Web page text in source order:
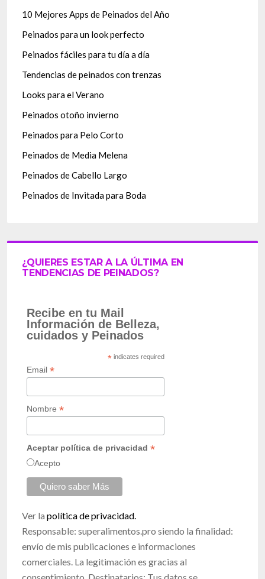
10 Mejores Apps de Peinados del Año
Peinados para un look perfecto
Peinados fáciles para tu día a día
Tendencias de peinados con trenzas
Looks para el Verano
Peinados otoño invierno
Peinados para Pelo Corto
Peinados de Media Melena
Peinados de Cabello Largo
Peinados de Invitada para Boda
¿QUIERES ESTAR A LA ÚLTIMA EN
TENDENCIAS DE PEINADOS?
Recibe en tu Mail
Información de Belleza,
cuidados y Peinados
*indicates required
Email *
Nombre *
Aceptar política de privacidad *
Acepto
Ver lapolítica de privacidad.
Responsable: superalimentos.pro siendo la finalidad:
envío de mis publicaciones e informaciones
comerciales. La legitimación es gracias al